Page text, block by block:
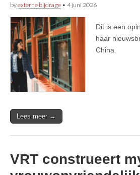
byexterne bijdrage • 4 juni 2026
Dit is een
haar
China.
Lees meer →
VRT construeert